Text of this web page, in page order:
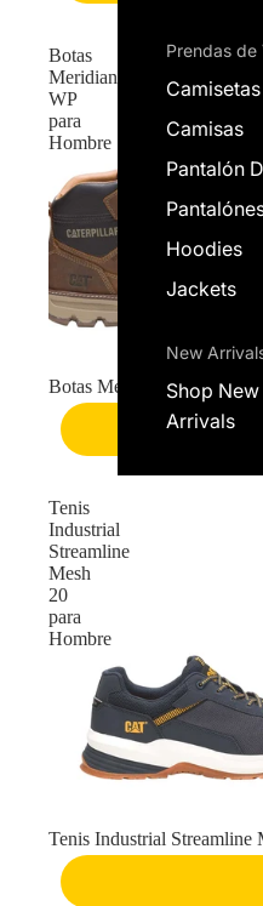
Prendas de
Camisetas
Camisas
Pantalón
Hoodies
Jackets
New
Shop New
Arrivals
Botas
Meridian
WP
para
Hombre
Botas Meridian WP para
Tenis
Industrial
Streamline
Mesh
20
para
Hombre
Tenis Industrial Streamline